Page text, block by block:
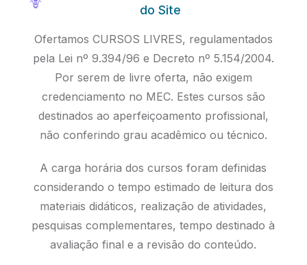
do Site
Ofertamos CURSOS LIVRES, regulamentados
pela Lei nº 9.394/96 e Decreto nº 5.154/2004.
Por serem de livre oferta, não exigem
credenciamento no MEC. Estes cursos são
destinados ao aperfeiçoamento profissional,
não conferindo grau acadêmico ou técnico.
A carga horária dos cursos foram definidas
considerando o tempo estimado de leitura dos
materiais didáticos, realização de atividades,
pesquisas complementares, tempo destinado à
avaliação final e a revisão do conteúdo.